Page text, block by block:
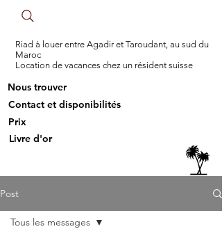
Riad à louer entre Agadir et Taroudant, au sud du
Maroc
Location de vacances chez un résident suisse
Nous trouver
Contact et disponibilités
Prix
Livre d'or
Post
Tous les messages